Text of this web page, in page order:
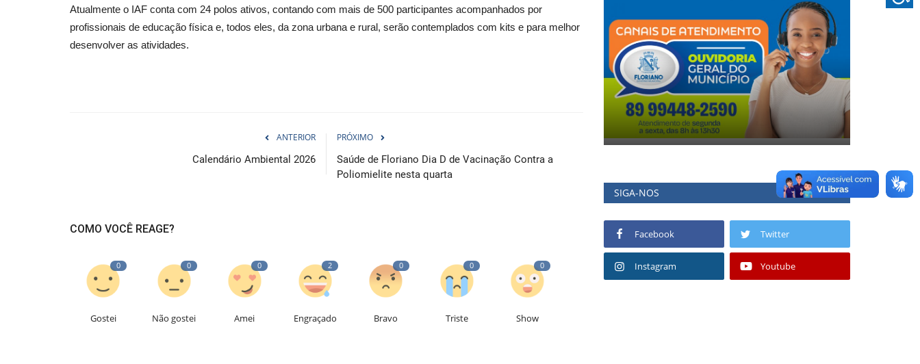
Atualmente o IAF conta com 24 polos ativos, contando com mais de 500 participantes acompanhados por
profissionais de educação física e, todos eles, da zona urbana e rural, serão contemplados com kits e para melhor
desenvolver as atividades.
ANTERIOR
Calendário Ambiental 2026
PRÓXIMO
Saúde de Floriano Dia D de Vacinação Contra a
Poliomielite nesta quarta
COMO VOCÊ REAGE?
0
Gostei
0
Não gostei
0
Amei
2
Engraçado
0
Bravo
0
Triste
0
Show
SIGA-NOS
Facebook Twitter
Instagram Youtube